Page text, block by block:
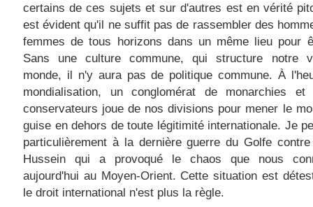
certains de ces sujets et sur d'autres est en vérité
est évident qu'il ne suffit pas de rassembler des
femmes de tous horizons dans un même lieu pour
Sans une culture commune, qui structure notre
monde, il n'y aura pas de politique commune. À
mondialisation, un conglomérat de monarchies
conservateurs joue de nos divisions pour mener le
guise en dehors de toute légitimité internationale. Je
particulièrement à la dernière guerre du Golfe contre
Hussein qui a provoqué le chaos que nous
aujourd'hui au Moyen-Orient. Cette situation est
le droit international n'est plus la règle.